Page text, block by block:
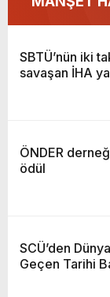
SBTÜ’nün
İHA
SBTÜ’nün iki
savaşan İHA
ÖNDER
ödül
SCÜ’den
Geçen Tarihi